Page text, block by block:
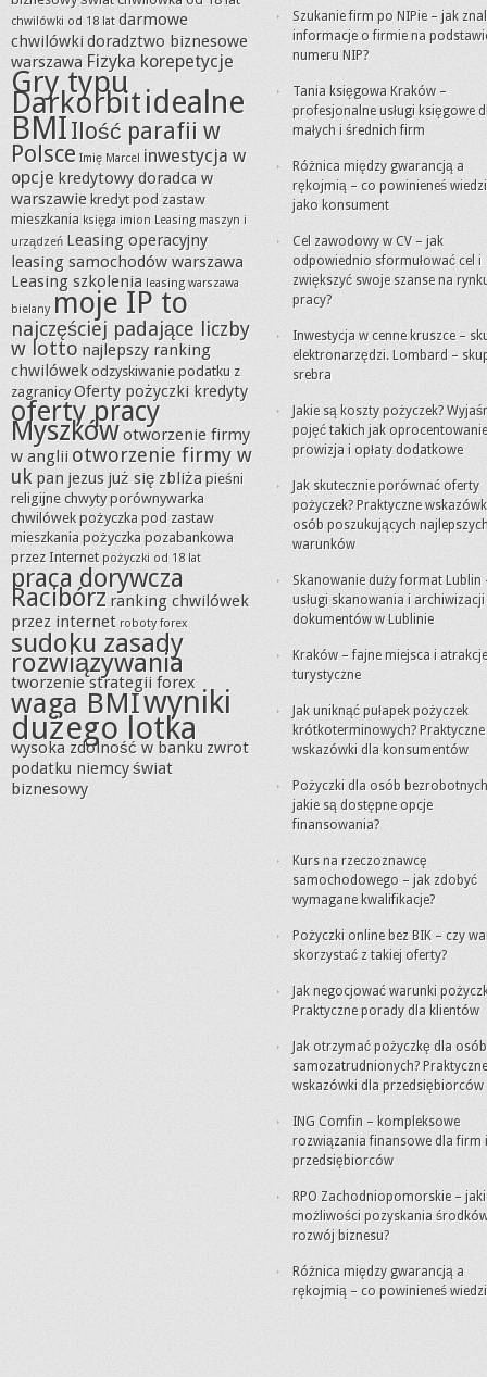
chwilówki od 18 lat darmowe
chwilówkidoradztwo biznesowe
warszawa Fizyka korepetycje
Gry typu
Darkorbitidealne
BMIIlość parafii w
Polsce Imię Marcel inwestycja w
opcje kredytowy doradca w
warszawie kredyt pod zastaw
mieszkania księga imion Leasing maszyn i
urządzeń Leasing operacyjny
leasing samochodów warszawa
Leasing szkolenia leasing warszawa
bielany moje IP to
najczęściej padające liczby
w lotto najlepszy ranking
chwilówek odzyskiwanie podatku z
zagranicy Oferty pożyczki kredyty
oferty pracy
Myszkówotworzenie firmy
w anglii otworzenie firmy w
uk pan jezus już się zbliża pieśni
religijne chwyty porównywarka
chwilówek pożyczka pod zastaw
mieszkania pożyczka pozabankowa
przez Internet pożyczki od 18 lat
praca dorywcza
Racibórz ranking chwilówek
przez internet roboty forex
sudoku zasady
rozwiązywania
tworzenie strategii forex
waga BMIwyniki
dużego lotka
wysoka zdolność w banku zwrot
podatku niemcyświat
biznesowy
Szukanie firm po NIPie – jak
informacje o firmie na
numeru NIP?
Tania księgowa Kraków –
profesjonalne usługi księgowe
małych i średnich firm
Różnica między gwarancją a
rękojmią – co powinieneś
jako konsument
Cel zawodowy w CV – jak
odpowiednio sformułować cel i
zwiększyć swoje szanse na
pracy?
Inwestycja w cenne kruszce –
elektronarzędzi. Lombard –
srebra
Jakie są koszty pożyczek?
pojęć takich jak
prowizja i opłaty dodatkowe
Jak skutecznie porównać oferty
pożyczek? Praktyczne
osób poszukujących
warunków
Skanowanie duży format Lublin
usługi skanowania i archiwizacji
dokumentów w Lublinie
Kraków – fajne miejsca i atrakcje
turystyczne
Jak uniknąć pułapek pożyczek
krótkoterminowych? Praktyczne
wskazówki dla konsumentów
Pożyczki dla osób
jakie są dostępne opcje
finansowania?
Kurs na rzeczoznawcę
samochodowego – jak zdobyć
wymagane kwalifikacje?
Pożyczki online bez BIK – czy
skorzystać z takiej oferty?
Jak negocjować warunki
Praktyczne porady dla klientów
Jak otrzymać pożyczkę dla osób
samozatrudnionych? Praktyczne
wskazówki dla przedsiębiorców
ING Comfin – kompleksowe
rozwiązania finansowe dla firm i
przedsiębiorców
RPO Zachodniopomorskie –
możliwości pozyskania
rozwój biznesu?
Różnica między gwarancją a
rękojmią – co powinieneś